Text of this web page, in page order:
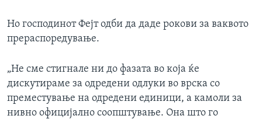
Но господинот Фејт одби да даде рокови за ваквото
прераспоредување.
„Не сме стигнале ни до фазата во која ќе
дискутираме за одредени одлуки во врска со
преместување на одредени единици, а камоли за
нивно официјално соопштување. Она што го